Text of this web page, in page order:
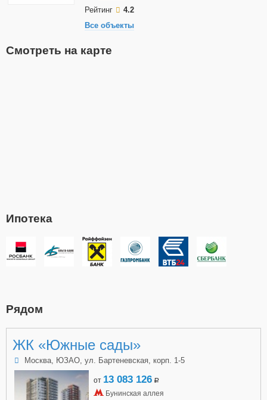
Рейтинг
4.2
Все объекты
Смотреть на карте
Ипотека
Рядом
ЖК «Южные сады»
Москва, ЮЗАО, ул. Бартеневская, корп. 1-5
от 13 083 126 a
Бунинская аллея